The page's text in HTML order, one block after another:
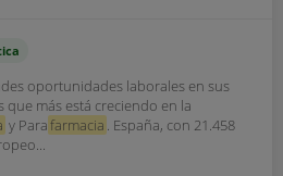
oportunidades laborales en sus
que más está creciendo en la
y Parafarmacia . España, con 21.458